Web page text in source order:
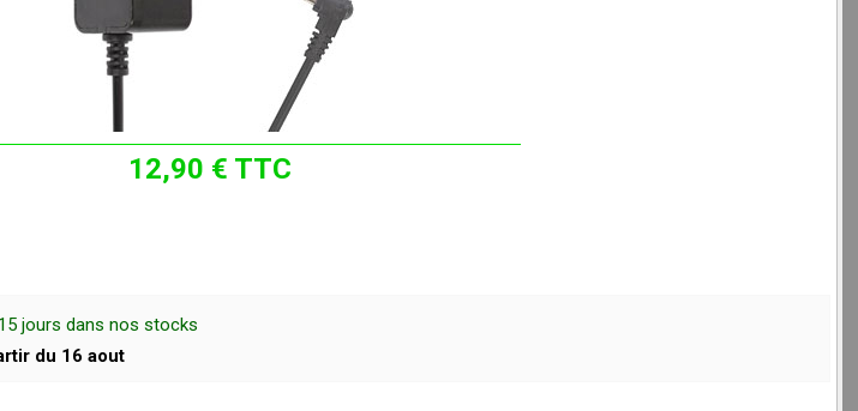
12,90 € TTC
jours dans nos stocks
du 16 aout